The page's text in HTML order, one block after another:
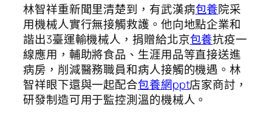
林智祥重新聞里清楚到，有武漢病包養院采
用機械人實行無接觸救護。他向地點企業和
諧出3臺運輸機械人，捐贈給北京包養抗疫一
線應用，輔助將食品、生涯用品等直接送進
病房，削減醫務職員和病人接觸的機遇。林
智祥眼下還與一起配合包養網ppt店家商討，
研發制造可用于監控測溫的機械人。